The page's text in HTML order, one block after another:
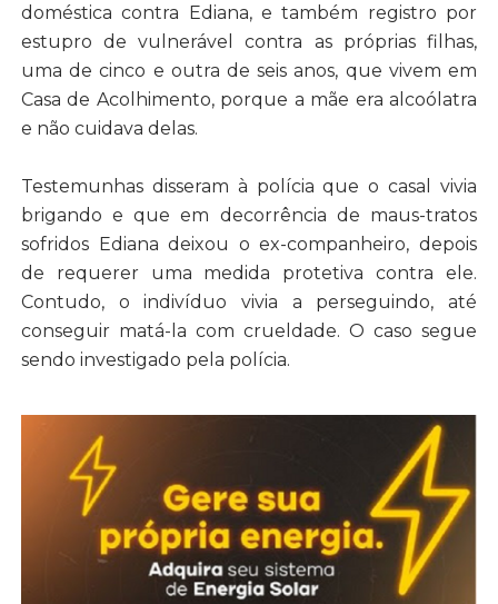
doméstica contra Ediana, e também registro por
estupro de vulnerável contra as próprias filhas,
uma de cinco e outra de seis anos, que vivem em
Casa de Acolhimento, porque a mãe era alcoólatra
e não cuidava delas.
Testemunhas disseram à polícia que o casal vivia
brigando e que em decorrência de maus-tratos
sofridos Ediana deixou o ex-companheiro, depois
de requerer uma medida protetiva contra ele.
Contudo, o indivíduo vivia a perseguindo, até
conseguir matá-la com crueldade. O caso segue
sendo investigado pela polícia.